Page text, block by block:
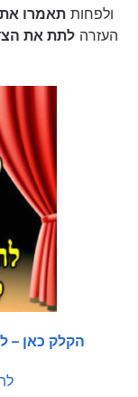
ולפחותתאמרו
העזרהלתת את
הקלק כאן –